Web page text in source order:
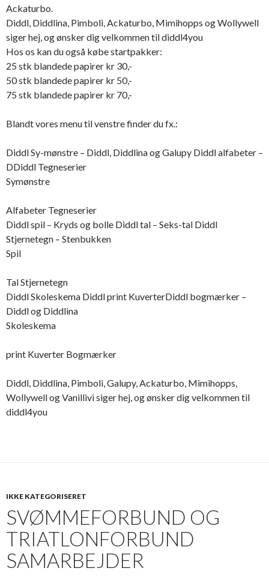
Ackaturbo.
Diddl, Diddlina, Pimboli, Ackaturbo, Mimihopps og Wollywell
siger hej, og ønsker dig velkommen til diddl4you
Hos os kan du også købe startpakker:
25 stk blandede papirer kr 30,-
50 stk blandede papirer kr 50,-
75 stk blandede papirer kr 70,-
Blandt vores menu til venstre finder du fx.:
Diddl Sy-mønstre – Diddl, Diddlina og Galupy Diddl alfabeter –
DDiddl Tegneserier
Symønstre
Alfabeter Tegneserier
Diddl spil – Kryds og bolle Diddl tal – Seks-tal Diddl
Stjernetegn – Stenbukken
Spil
Tal Stjernetegn
Diddl Skoleskema Diddl print KuverterDiddl bogmærker –
Diddl og Diddlina
Skoleskema
print Kuverter Bogmærker
Diddl, Diddlina, Pimboli, Galupy, Ackaturbo, Mimihopps,
Wollywell og Vanillivi siger hej, og ønsker dig velkommen til
diddl4you
IKKE KATEGORISERET
SVØMMEFORBUND OG
TRIATLONFORBUND
SAMARBEJDER